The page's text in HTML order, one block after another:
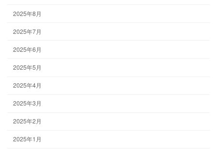
2025年8月
2025年7月
2025年6月
2025年5月
2025年4月
2025年3月
2025年2月
2025年1月